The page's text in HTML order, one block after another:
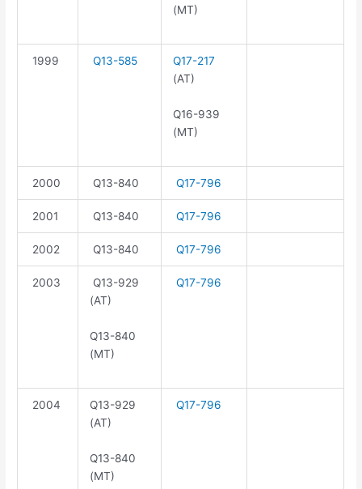
(MT)
1999 Q13-585
Q17-217
(AT)
Q16-939
(MT)
2000 Q13-840 Q17-796
2001 Q13-840 Q17-796
2002 Q13-840 Q17-796
2003
Q13-929
(AT)
Q13-840
(MT)
Q17-796
2004
Q13-929
(AT)
Q13-840
(MT)
Q17-796